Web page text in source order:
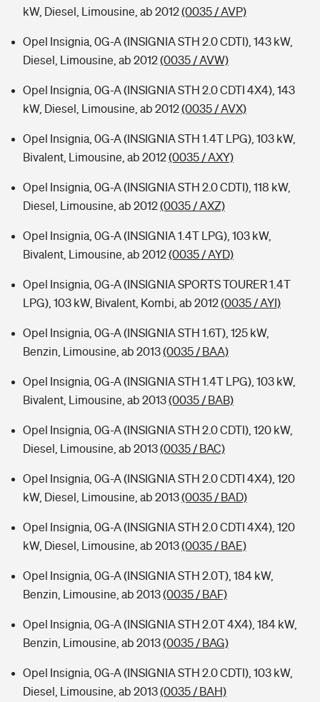
kW, Diesel, Limousine, ab 2012(0035 / AVP)
Opel Insignia, 0G-A (INSIGNIA STH 2.0 CDTI), 143 kW,
Diesel, Limousine, ab 2012(0035 / AVW)
Opel Insignia, 0G-A (INSIGNIA STH 2.0 CDTI 4X4), 143
kW, Diesel, Limousine, ab 2012(0035 / AVX)
Opel Insignia, 0G-A (INSIGNIA STH 1.4T LPG), 103 kW,
Bivalent, Limousine, ab 2012(0035 / AXY)
Opel Insignia, 0G-A (INSIGNIA STH 2.0 CDTI), 118 kW,
Diesel, Limousine, ab 2012(0035 / AXZ)
Opel Insignia, 0G-A (INSIGNIA 1.4T LPG), 103 kW,
Bivalent, Limousine, ab 2012(0035 / AYD)
Opel Insignia, 0G-A (INSIGNIA SPORTS TOURER 1.4T
LPG), 103 kW, Bivalent, Kombi, ab 2012(0035 / AYI)
Opel Insignia, 0G-A (INSIGNIA STH 1.6T), 125 kW,
Benzin, Limousine, ab 2013(0035 / BAA)
Opel Insignia, 0G-A (INSIGNIA STH 1.4T LPG), 103 kW,
Bivalent, Limousine, ab 2013(0035 / BAB)
Opel Insignia, 0G-A (INSIGNIA STH 2.0 CDTI), 120 kW,
Diesel, Limousine, ab 2013(0035 / BAC)
Opel Insignia, 0G-A (INSIGNIA STH 2.0 CDTI 4X4), 120
kW, Diesel, Limousine, ab 2013(0035 / BAD)
Opel Insignia, 0G-A (INSIGNIA STH 2.0 CDTI 4X4), 120
kW, Diesel, Limousine, ab 2013(0035 / BAE)
Opel Insignia, 0G-A (INSIGNIA STH 2.0T), 184 kW,
Benzin, Limousine, ab 2013(0035 / BAF)
Opel Insignia, 0G-A (INSIGNIA STH 2.0T 4X4), 184 kW,
Benzin, Limousine, ab 2013(0035 / BAG)
Opel Insignia, 0G-A (INSIGNIA STH 2.0 CDTI), 103 kW,
Diesel, Limousine, ab 2013(0035 / BAH)